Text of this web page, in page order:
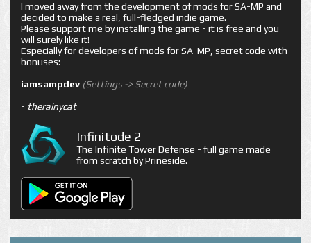
I moved away from the development of mods for SA-MP and
decided to make a real, full-fledged indie game.
Please support me by installing the game - it is free and you
will surely like it!
Especially for developers of mods for SA-MP, secret code with
bonuses:
iamsampdev (Settings -> Secret code)
- therainycat
Infinitode 2
The Infinite Tower Defense - full game made
from scratch by Prineside.